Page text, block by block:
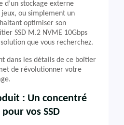
d’un stockage externe
ou simplement un
optimiser son
SSD M.2 NVME 10Gbps
que vous recherchez.
dans les détails de ce boîtier
de révolutionner votre
: Un concentré
vos SSD